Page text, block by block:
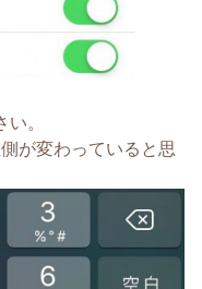
。
が変わっていると思